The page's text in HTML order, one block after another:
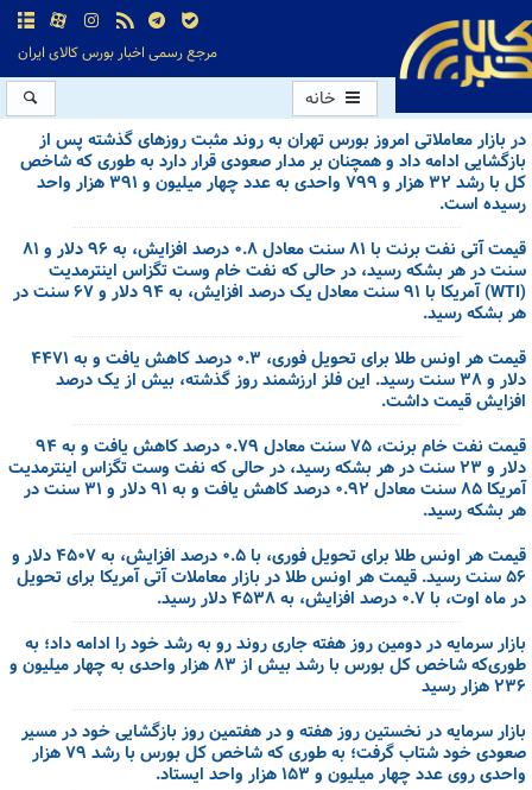
مرجع رسمی اخبار بورس کالای ایران
خانه
در بازار معاملاتی امروز بورس تهران به روند مثبت روزهای گذشته پس از
بازگشایی ادامه داد و همچنان بر مدار صعودی قرار دارد به طوری که شاخص
کل با رشد ۳۲ هزار و ۷۹۹ واحدی به عدد چهار میلیون و ۳۹۱ هزار واحد
رسیده است.
قیمت آتی نفت برنت با ۸۱ سنت معادل ۰.۸ درصد افزایش، به ۹۶ دلار و ۸۱
سنت در هر بشکه رسید، در حالی که نفت خام وست تگزاس اینترمدیت
(WTI) آمریکا با ۹۱ سنت معادل یک درصد افزایش، به ۹۴ دلار و ۶۷ سنت در
هر بشکه رسید.
قیمت هر اونس طلا برای تحویل فوری، ۰.۳ درصد کاهش یافت و به ۴۴۷۱
دلار و ۳۸ سنت رسید. این فلز ارزشمند روز گذشته، بیش از یک درصد
افزایش قیمت داشت.
قیمت نفت خام برنت، ۷۵ سنت معادل ۰.۷۹ درصد کاهش یافت و به ۹۴
دلار و ۲۳ سنت در هر بشکه رسید، در حالی که نفت وست تگزاس اینترمدیت
آمریکا ۸۵ سنت معادل ۰.۹۲ درصد کاهش یافت و به ۹۱ دلار و ۳۱ سنت در
هر بشکه رسید.
قیمت هر اونس طلا برای تحویل فوری، با ۰.۵ درصد افزایش، به ۴۵۰۷ دلار و
۵۶ سنت رسید. قیمت هر اونس طلا در بازار معاملات آتی آمریکا برای تحویل
در ماه اوت، با ۰.۷ درصد افزایش، به ۴۵۳۸ دلار رسید.
بازار سرمایه در دومین روز هفته جاری روند رو به رشد خود را ادامه داد؛ ‌به
طوری‌که شاخص کل بورس با رشد بیش از ۸۳ هزار واحدی به چهار میلیون و
۲۳۶ هزار رسید
بازار سرمایه در نخستین روز هفته و در هفتمین روز بازگشایی خود در مسیر
صعودی خود شتاب گرفت؛ به طوری که شاخص کل بورس با رشد ۷۹ هزار
واحدی روی عدد چهار میلیون و ۱۵۳ هزار واحد ایستاد.